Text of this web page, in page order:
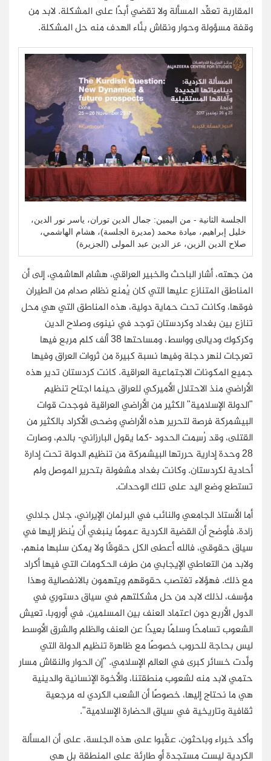
المقاربة تعقِّد المسألة ولا تقضي أبدًا على المشكلة. لابد من
وقفة مسؤولة وحوار ونقاش بنَّاء الهدف منه حل المشكلة.
الجلسة الثانية - من اليمين: جمال الدين توران، ياسر نور الدين،
خليل إبراهيم، ميادة محمد (مديرة الجلسة)، هشام الهاشمي،
صلاح الدين الزين، عز الدين عبد المولى (الجزيرة)
من جهته، أشار الباحث والخبير العراقي، هشام الهاشمي، إلى أن
المناطق المتنازع عليها التي كان يُمنع نظام صدام من الطيران
فوقها، وكانت تحت حماية دولية، هذه المناطق التي هي محل
تنازع بين بغداد وكردستان توجد في نينوى وصلاح الدين
وكركوك وديالى وواسط، ومساحتها 38 ألف كلم مربع فيها
تعرجات لنهر دجلة وفيها نسبة كبيرة من ثروات العراق وفيها
جميع المكونات الاجتماعية العراقية. كانت كردستان تدير هذه
الأراضي منذ الاحتلال الأميركي للعراق حينما اجتاح تنظيم
"الدولة الإسلامية" الكثير من الأراضي العراقية فوجدت قوات
البيشمركة فرصة لتحرير هذه الأراضي وضحى الأكراد بالكثير من
القتلى، وقد رُسِمت الحدود -كما يقول البارزاني- بالدم، وصارت
28 وحدة إدارية حررتها البيشمركة من تنظيم الدولة تحت إدارة
أحادية لكردستان. وكانت بغداد مشغولة بتحرير الموصل ولم
تستطع وضع اليد على تلك الوحدات.
أما الأستاذ الجامعي والنائب في البرلمان الإيراني، جلال جلالي
زادة، فأوضح أن القضية الكردية عمومًا ينبغي أن يُنظر إليها في
سياق حقوقي، فالله أعطى الكل حقوقًا ولا يمكن سلبها منهم،
ولابد من التعاطي الإيجابي من طرف الحكومات التي فيها أكراد
مع ذلك. فهؤلاء تغتصب حقوقهم ويتهمون بالانفصالية وهذا
مؤسف، لذلك لابد من حل مشكلتهم في سياق دستوري في
الدول الأربع دون اعتماد العنف بين المسلمين. في أوروبا، تعيش
الشعوب تسامحًا وسلمًا بعيدًا عن العنف والظلم والشرق الأوسط
ليس بحاجة للحروب خصوصًا مع ظاهرة تنظيم الدولة التي
ولَّدت خسائر كبرى في العالم الإسلامي. "إن الحوار والنقاش مسار
حتمي لابد منه لشعوب منطقتنا، والأخوة الإنسانية والدينية
هي ما نحتاج إليها، خصوصًا أن الشعب الكردي له مرجعية
ثقافية وتاريخية في سياق الحضارة الإسلامية".
وأكد خبراء وباحثون، عقَّبوا على هذه الجلسة، على أن المسألة
الكردية ليست مستجدة أو طارئة على المنطقة بل هي